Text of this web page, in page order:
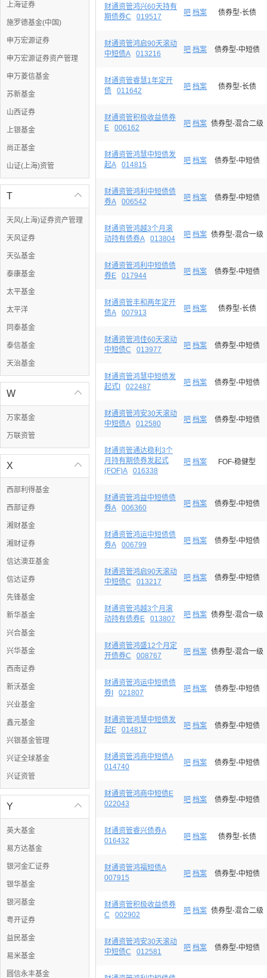
上海证券
施罗德基金(中国)
申万宏源证券
申万宏源证券资产管理
申万菱信基金
苏新基金
山西证券
上银基金
尚正基金
山证(上海)资管

T
天风(上海)证券资产管理
天风证券
天弘基金
泰康基金
太平基金
太平洋
同泰基金
泰信基金
天治基金

W
万家基金
万联资管

X
西部利得基金
西部证券
湘财基金
湘财证券
信达澳亚基金
信达证券
先锋基金
新华基金
兴合基金
兴华基金
西南证券
新沃基金
兴业基金
鑫元基金
兴银基金管理
兴证全球基金
兴证资管

Y
英大基金
易方达基金
银河金汇证券
银华基金
银河基金
粤开证券
益民基金
易米基金
圆信永丰基金
财通资管鸿兴60天持有
期债券C
019517 吧 档案 债券型-长债
财通资管鸿启90天滚动
中短债A
013216 吧 档案 债券型-中短债
财通资管睿慧1年定开
债
011642 吧 档案 债券型-长债
财通资管积极收益债券
E
006162 吧 档案 债券型-混合二级
财通资管鸿慧中短债发
起A
014815 吧 档案 债券型-中短债
财通资管鸿利中短债债
券A
006542 吧 档案 债券型-中短债
财通资管鸿越3个月滚
动持有债券A
013804 吧 档案 债券型-混合一级
财通资管鸿利中短债债
券E
017944 吧 档案 债券型-中短债
财通资管丰和两年定开
债A
007913 吧 档案 债券型-长债
财通资管鸿佳60天滚动
中短债C
013977 吧 档案 债券型-中短债
财通资管鸿慧中短债发
起式I
022487 吧 档案 债券型-中短债
财通资管鸿安30天滚动
中短债A
012580 吧 档案 债券型-中短债
财通资管通达稳利3个
月持有期债券发起式
(FOF)A
016338
吧 档案 FOF-稳健型
财通资管鸿益中短债债
券A
006360 吧 档案 债券型-中短债
财通资管鸿运中短债债
券A
006799 吧 档案 债券型-中短债
财通资管鸿启90天滚动
中短债C
013217 吧 档案 债券型-中短债
财通资管鸿越3个月滚
动持有债券E
013807 吧 档案 债券型-混合一级
财通资管鸿盛12个月定
开债券C
008767 吧 档案 债券型-混合一级
财通资管鸿运中短债债
券I
021807 吧 档案 债券型-中短债
财通资管鸿慧中短债发
起E
014817 吧 档案 债券型-中短债
财通资管鸿商中短债A
014740
吧 档案 债券型-中短债
财通资管鸿商中短债E
022043
吧 档案 债券型-中短债
财通资管睿兴债券A
016432
吧 档案 债券型-长债
财通资管鸿福短债A
007915
吧 档案 债券型-中短债
财通资管积极收益债券
C
002902 吧 档案 债券型-混合二级
财通资管鸿安30天滚动
中短债C
012581 吧 档案 债券型-中短债